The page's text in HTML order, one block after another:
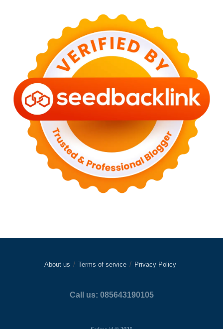
About us Terms of service Privacy Policy
Call us: 085643190105